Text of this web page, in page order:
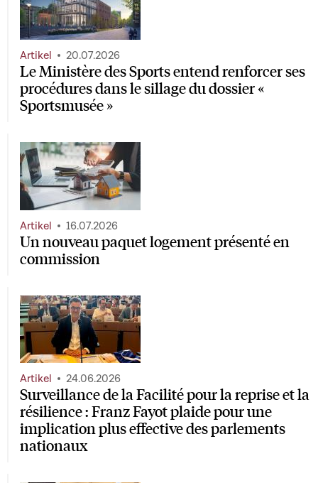
Le Ministère des Sports entend renforcer ses
procédures dans le sillage du dossier «
Sportsmusée »
Artikel 20.07.2026
Un nouveau paquet logement présenté en
commission
Artikel 16.07.2026
Surveillance de la Facilité pour la reprise et la
résilience : Franz Fayot plaide pour une
implication plus effective des parlements
nationaux
Artikel 24.06.2026